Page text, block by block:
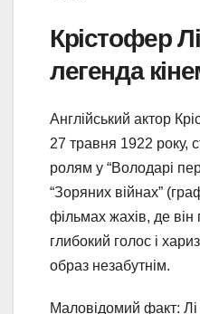
Крістофер
легенда
Англійський актор
27 травня 1922 року,
ролям у “Володарі
“Зоряних війнах”
фільмах жахів, де він
глибокий голос і
образ незабутнім.
Маловідомий факт: